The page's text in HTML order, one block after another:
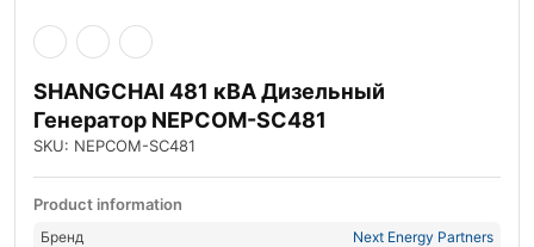
SHANGCHAI 481 кВА Дизельный
Генератор NEPCOM-SC481
SKU: NEPCOM-SC481
Product information
Бренд
Next Energy Partners